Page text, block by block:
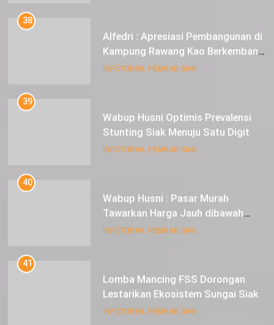
38
Alfedri : Apresiasi Pembangunan di
Kampung Rawang Kao Berkembang
Pesat
INFOTORIAL PEMKAB SIAK
39
Wabup Husni Optimis Prevalensi
Stunting Siak Menuju Satu Digit
INFOTORIAL PEMKAB SIAK
40
Wabup Husni : Pasar Murah
Tawarkan Harga Jauh dibawah
Pasar Tradisional
INFOTORIAL PEMKAB SIAK
41
Lomba Mancing FSS Dorongan
Lestarikan Ekosistem Sungai Siak
INFOTORIAL PEMKAB SIAK